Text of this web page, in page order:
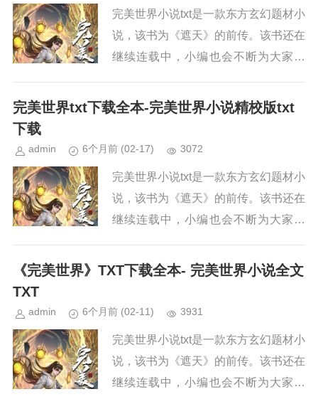
完美世界小说txt是一款东方玄幻题材小
说，该书为《遮天》的前传。该书还在
继续连载中，小编也会不断为大家更
续关注本站，新章节出来，小编会第一
完美世界txt下载全本-完美世界小说精校版txt
下载
admin 6个月前 (02-17) 3072
完美世界小说txt是一款东方玄幻题材小
说，该书为《遮天》的前传。该书还在
继续连载中，小编也会不断为大家更
续关注本站，新章节出来，小编会第一
《完美世界》TXT下载全本- 完美世界小说全文
TXT
admin 6个月前 (02-11) 3931
完美世界小说txt是一款东方玄幻题材小
说，该书为《遮天》的前传。该书还在
继续连载中，小编也会不断为大家更